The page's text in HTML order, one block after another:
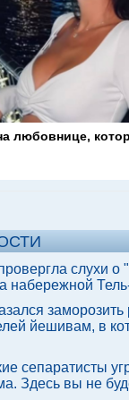
любовнице,
слухи о
набережной
йешивам, в
сепаратисты
Здесь вы не